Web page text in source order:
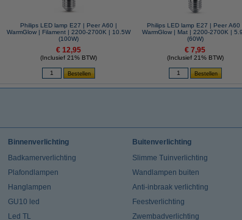
Philips LED lamp E27 | Peer A60 |
WarmGlow | Filament | 2200-2700K | 10.5W
(100W)
€ 12,95
(Inclusief 21% BTW)
Philips LED lamp E27 | Peer A60
WarmGlow | Mat | 2200-2700K |
(60W)
€ 7,95
(Inclusief 21% BTW)
Binnenverlichting
Badkamerverlichting
Plafondlampen
Hanglampen
GU10 led
Led TL
Buitenverlichting
Slimme Tuinverlichting
Wandlampen buiten
Anti-inbraak verlichting
Feestverlichting
Zwembadverlichting